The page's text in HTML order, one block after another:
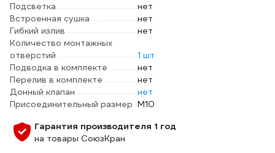
Подсветка
нет
Встроенная сушка
нет
Гибкий излив
нет
Количество монтажных
отверстий
1 шт
Подводка в комплекте
нет
Перелив в комплекте
нет
Донный клапан
нет
Присоединительный размер M10
Гарантия производителя 1 год
на товары СоюзКран